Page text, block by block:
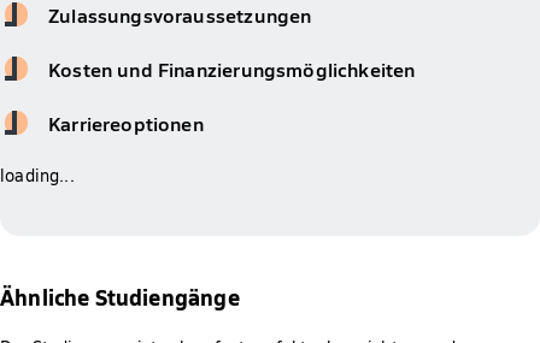
Zulassungsvoraussetzungen
Kosten und Finanzierungsmöglichkeiten
Karriereoptionen
loading...
Ähnliche Studiengänge